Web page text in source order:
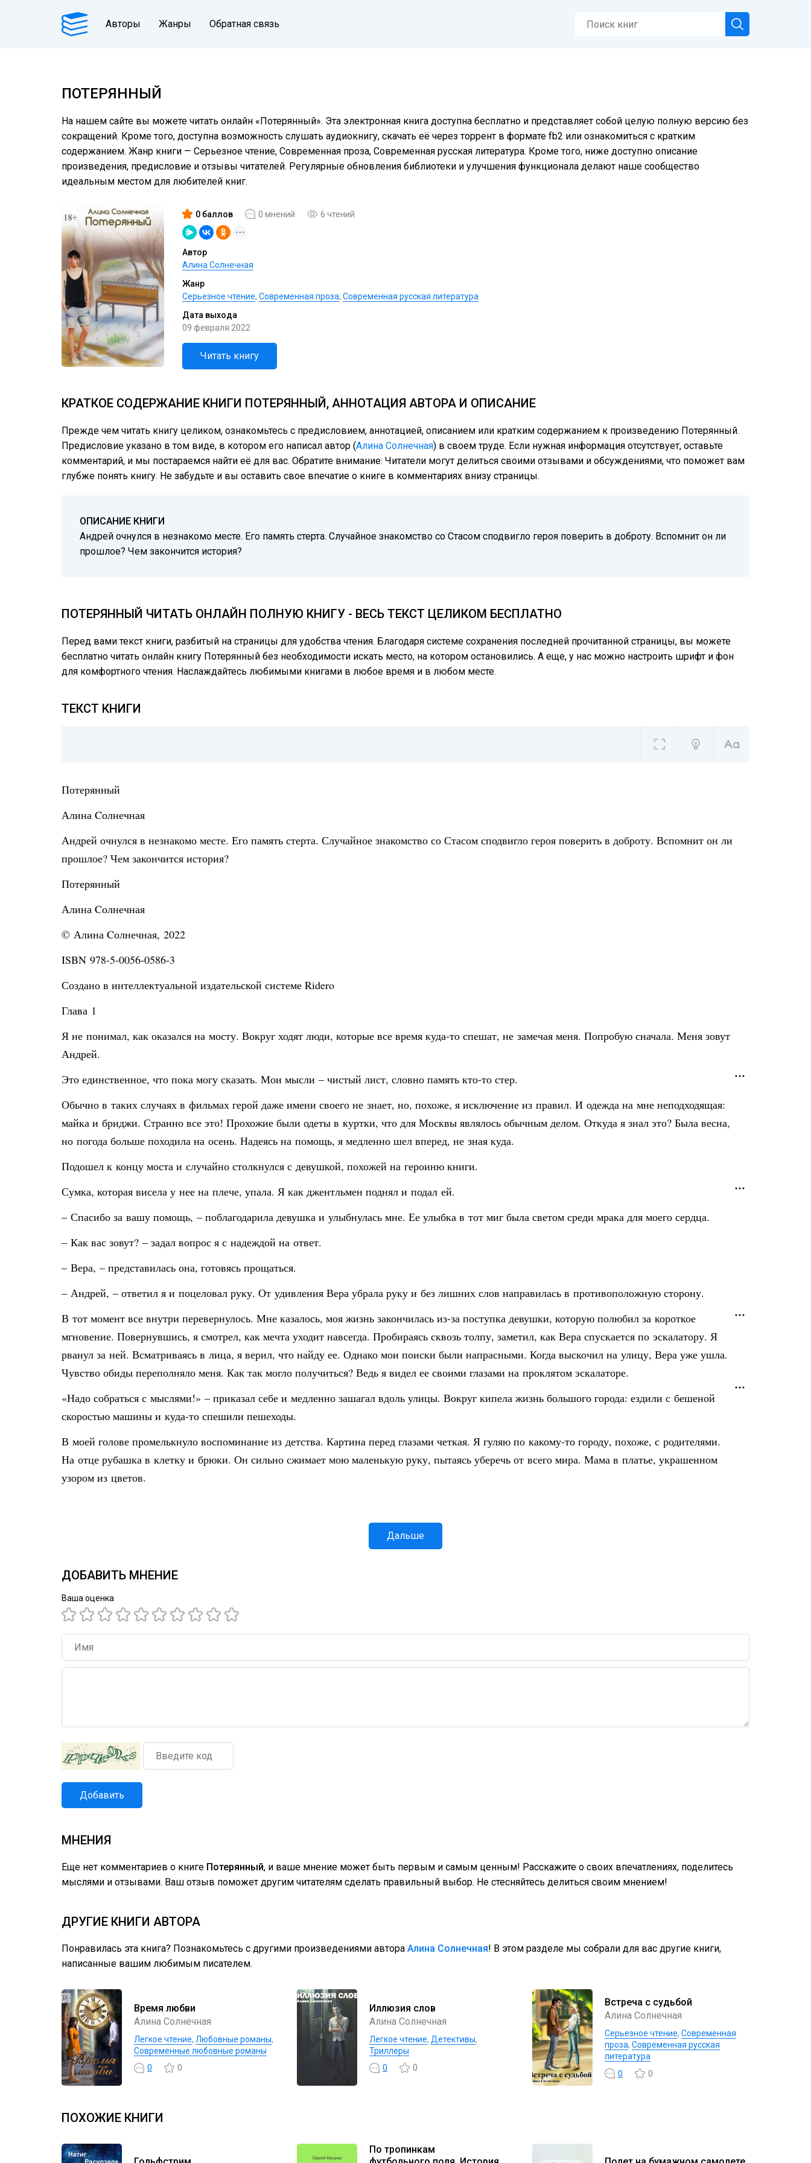
Авторы Жанры Обратная связь
ПОТЕРЯННЫЙ
На нашем сайте вы можете читать онлайн «Потерянный». Эта электронная книга доступна бесплатно и представляет собой целую полную версию без
сокращений. Кроме того, доступна возможность слушать аудиокнигу, скачать её через торрент в формате fb2 или ознакомиться с кратким
содержанием. Жанр книги — Серьезное чтение, Современная проза, Современная русская литература. Кроме того, ниже доступно описание
произведения, предисловие и отзывы читателей. Регулярные обновления библиотеки и улучшения функционала делают наше сообщество
идеальным местом для любителей книг.
0 баллов 0 мнений 6 чтений
Автор
Алина Cолнечная
Жанр
Серьезное чтение, Современная проза, Современная русская литература
Дата выхода
09 февраля 2022
Читать книгу
КРАТКОЕ СОДЕРЖАНИЕ КНИГИ ПОТЕРЯННЫЙ, АННОТАЦИЯ АВТОРА И ОПИСАНИЕ
Прежде чем читать книгу целиком, ознакомьтесь с предисловием, аннотацией, описанием или кратким содержанием к произведению Потерянный.
Предисловие указано в том виде, в котором его написал автор (Алина Cолнечная) в своем труде. Если нужная информация отсутствует, оставьте
комментарий, и мы постараемся найти её для вас. Обратите внимание: Читатели могут делиться своими отзывами и обсуждениями, что поможет вам
глубже понять книгу. Не забудьте и вы оставить свое впечатие о книге в комментариях внизу страницы.
ОПИСАНИЕ КНИГИ
Андрей очнулся в незнакомо месте. Его память стерта. Случайное знакомство со Стасом сподвигло героя поверить в доброту. Вспомнит он ли
прошлое? Чем закончится история?
ПОТЕРЯННЫЙ ЧИТАТЬ ОНЛАЙН ПОЛНУЮ КНИГУ - ВЕСЬ ТЕКСТ ЦЕЛИКОМ БЕСПЛАТНО
Перед вами текст книги, разбитый на страницы для удобства чтения. Благодаря системе сохранения последней прочитанной страницы, вы можете
бесплатно читать онлайн книгу Потерянный без необходимости искать место, на котором остановились. А еще, у нас можно настроить шрифт и фон
для комфортного чтения. Наслаждайтесь любимыми книгами в любое время и в любом месте.
ТЕКСТ КНИГИ
Потерянный
Алина Cолнечная
Андрей очнулся в незнакомо месте. Его память стерта. Случайное знакомство со Стасом сподвигло героя поверить в доброту. Вспомнит он ли
прошлое? Чем закончится история?
Потерянный
Алина Cолнечная
© Алина Cолнечная, 2022
ISBN 978-5-0056-0586-3
Создано в интеллектуальной издательской системе Ridero
Глава 1
Я не понимал, как оказался на мосту. Вокруг ходят люди, которые все время куда-то спешат, не замечая меня. Попробую сначала. Меня зовут
Андрей.
Это единственное, что пока могу сказать. Мои мысли – чистый лист, словно память кто-то стер.
Обычно в таких случаях в фильмах герой даже имени своего не знает, но, похоже, я исключение из правил. И одежда на мне неподходящая:
майка и бриджи. Странно все это! Прохожие были одеты в куртки, что для Москвы являлось обычным делом. Откуда я знал это? Была весна,
но погода больше походила на осень. Надеясь на помощь, я медленно шел вперед, не зная куда.
Подошел к концу моста и случайно столкнулся с девушкой, похожей на героиню книги.
Сумка, которая висела у нее на плече, упала. Я как джентльмен поднял и подал ей.
– Спасибо за вашу помощь, – поблагодарила девушка и улыбнулась мне. Ее улыбка в тот миг была светом среди мрака для моего сердца.
– Как вас зовут? – задал вопрос я с надеждой на ответ.
– Вера, – представилась она, готовясь прощаться.
– Андрей, – ответил я и поцеловал руку. От удивления Вера убрала руку и без лишних слов направилась в противоположную сторону.
В тот момент все внутри перевернулось. Мне казалось, моя жизнь закончилась из-за поступка девушки, которую полюбил за короткое
мгновение. Повернувшись, я смотрел, как мечта уходит навсегда. Пробираясь сквозь толпу, заметил, как Вера спускается по эскалатору. Я
рванул за ней. Всматриваясь в лица, я верил, что найду ее. Однако мои поиски были напрасными. Когда выскочил на улицу, Вера уже ушла.
Чувство обиды переполняло меня. Как так могло получиться? Ведь я видел ее своими глазами на проклятом эскалаторе.
«Надо собраться с мыслями!» – приказал себе и медленно зашагал вдоль улицы. Вокруг кипела жизнь большого города: ездили с бешеной
скоростью машины и куда-то спешили пешеходы.
В моей голове промелькнуло воспоминание из детства. Картина перед глазами четкая. Я гуляю по какому-то городу, похоже, с родителями.
На отце рубашка в клетку и брюки. Он сильно сжимает мою маленькую руку, пытаясь уберечь от всего мира. Мама в платье, украшенном
узором из цветов.
Дальше
ДОБАВИТЬ МНЕНИЕ
Ваша оценка
Добавить
МНЕНИЯ
Еще нет комментариев о книге Потерянный, и ваше мнение может быть первым и самым ценным! Расскажите о своих впечатлениях, поделитесь
мыслями и отзывами. Ваш отзыв поможет другим читателям сделать правильный выбор. Не стесняйтесь делиться своим мнением!
ДРУГИЕ КНИГИ АВТОРА
Понравилась эта книга? Познакомьтесь с другими произведениями автора Алина Cолнечная! В этом разделе мы собрали для вас другие книги,
написанные вашим любимым писателем.
Время любви
Алина Cолнечная
Легкое чтение, Любовные романы,
Современные любовные романы
0
0
Иллюзия слов
Алина Cолнечная
Легкое чтение, Детективы,
Триллеры
0
0
Встреча с судьбой
Алина Cолнечная
Серьезное чтение, Современная
проза, Современная русская
литература
0
0
ПОХОЖИЕ КНИГИ
По тропинкам